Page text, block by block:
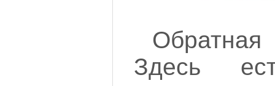
Здесь